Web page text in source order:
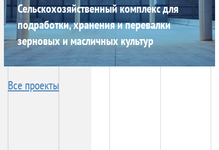
Сельскохозяйственный комплекс для
подработки, хранения и перевалки
зерновых и масличных культур
Все проекты